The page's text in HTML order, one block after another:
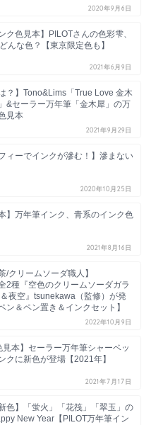
2020年9月6日
ク色見本】PILOTさんの色彩雫、
んな色？【東京限定色も】
2021年6月9日
？】Tono&Lims「True Love 金木
&セーラー万年筆「金木犀」の万
見本
2021年9月29日
ィーでインクが滲む！】滲まない
2020年10月25日
】万年筆インク、青系のインク色
2021年8月16日
/クリームソーダ職人】
2種『空色のクリームソーダガラ
夜空』tsunekawa（監修）が発
ン＆ペン置き＆インクセット】
2022年10月9日
見本】セーラー万年筆シャーベッ
クに新色が登場【2021年】
2021年7月17日
色】「蛍火」「花筏」「翠玉」の
New Year【PILOT万年筆イン